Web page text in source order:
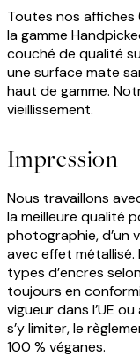
Toutes nos affiches
la gamme
couché de qualité
une surface mate
haut de gamme.
vieillissement.
Impression
Nous travaillons
la meilleure qualité
photographie, d’un
avec effet
types d’encres
toujours en
vigueur dans l’UE
s’y limiter, le
100 % véganes.